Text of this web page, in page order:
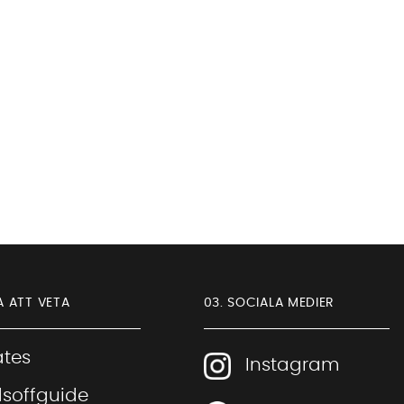
ATT VETA 03. SOCIALA MEDIER
Instagram